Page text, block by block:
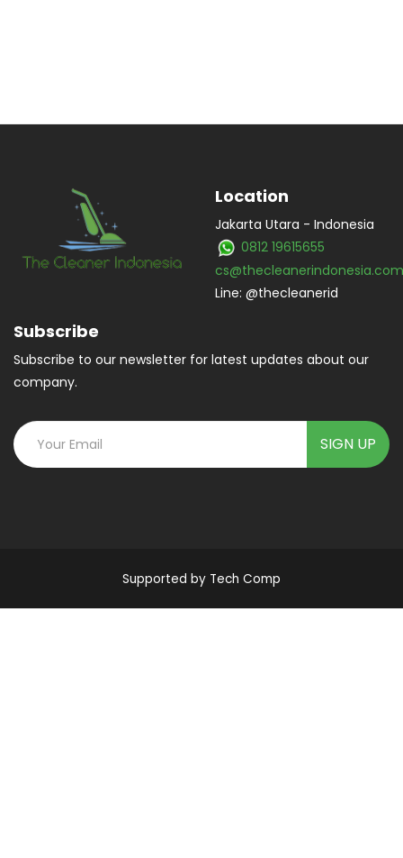
Location
Jakarta Utara - Indonesia
0812 19615655
cs@thecleanerindonesia.com
Line: @thecleanerid
Subscribe
Subscribe to our newsletter for latest updates about our
company.
SIGN UP
Supported by Tech Comp